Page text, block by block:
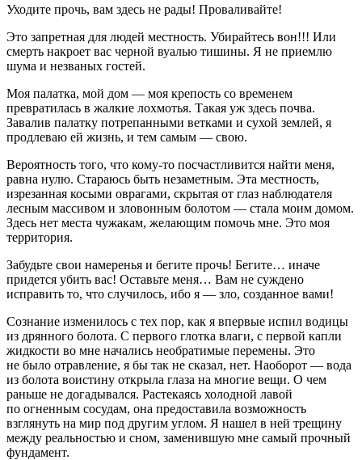
Уходите прочь, вам здесь не рады! Проваливайте!
Это запретная для людей местность. Убирайтесь вон!!! Или
смерть накроет вас черной вуалью тишины. Я не приемлю
шума и незваных гостей.
Моя палатка, мой дом — моя крепость со временем
превратилась в жалкие лохмотья. Такая уж здесь почва.
Завалив палатку потрепанными ветками и сухой землей, я
продлеваю ей жизнь, и тем самым — свою.
Вероятность того, что кому-то посчастливится найти меня,
равна нулю. Стараюсь быть незаметным. Эта местность,
изрезанная косыми оврагами, скрытая от глаз наблюдателя
лесным массивом и зловонным болотом — стала моим домом.
Здесь нет места чужакам, желающим помочь мне. Это моя
территория.
Забудьте свои намеренья и бегите прочь! Бегите… иначе
придется убить вас! Оставьте меня… Вам не суждено
исправить то, что случилось, ибо я — зло, созданное вами!
Сознание изменилось с тех пор, как я впервые испил водицы
из дрянного болота. С первого глотка влаги, с первой капли
жидкости во мне начались необратимые перемены. Это
не было отравление, я бы так не сказал, нет. Наоборот — вода
из болота воистину открыла глаза на многие вещи. О чем
раньше не догадывался. Растекаясь холодной лавой
по огненным сосудам, она предоставила возможность
взглянуть на мир под другим углом. Я нашел в ней трещину
между реальностью и сном, заменившую мне самый прочный
фундамент.